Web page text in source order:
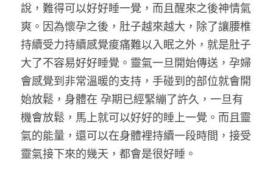
說，難得可以好好睡一覺，而且醒來之後神情氣
爽。因為懷孕之後，肚子越來越大，除了讓腰椎
持續受力持續感覺痠痛難以入眠之外，就是肚子
大了不容易好好睡覺。靈氣一旦開始傳送，孕婦
會感覺到非常溫暖的支持，手碰到的部位就會開
始放鬆，身體在 孕期已經緊繃了許久，一旦有
機會放鬆，馬上就可以好好的睡上一覺。而且靈
氣的能量，還可以在身體裡持續一段時間，接受
靈氣接下來的幾天，都會是很好睡。